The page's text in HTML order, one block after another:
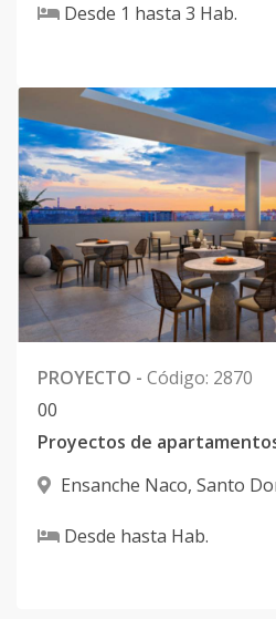
Desde 1 hasta 3 Hab.
PROYECTO - Código: 2870
00
Ensanche Naco, Santo
Desde hasta Hab.